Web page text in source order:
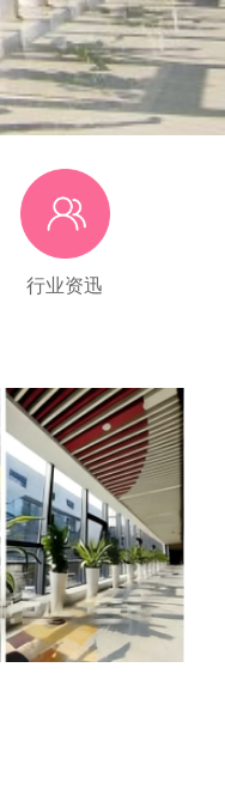
行业资迅